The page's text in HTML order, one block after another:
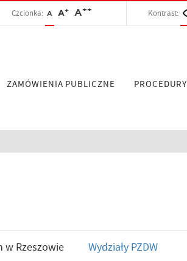
Czcionka: A A+ A++ Kontrast:
ZAMÓWIENIA PUBLICZNE PROCEDURY
w RzeszowieWydziały PZDW